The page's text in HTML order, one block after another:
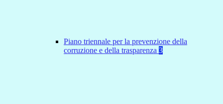
Piano triennale per la prevenzione della
corruzione e della trasparenza 3